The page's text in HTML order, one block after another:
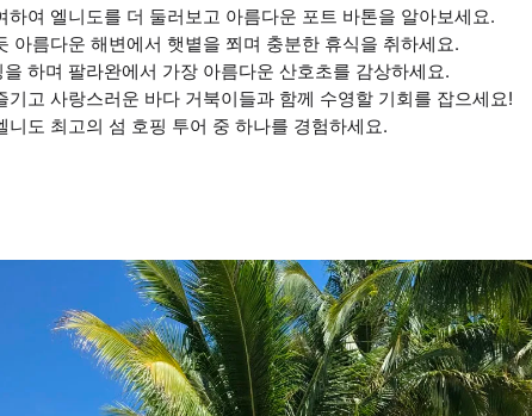
여 엘니도를 더 둘러보고 아름다운 포트 바톤을 알아보세요.
아름다운 해변에서 햇볕을 쬐며 충분한 휴식을 취하세요.
하며 팔라완에서 가장 아름다운 산호초를 감상하세요.
고 사랑스러운 바다 거북이들과 함께 수영할 기회를 잡으세요!
도 최고의 섬 호핑 투어 중 하나를 경험하세요.